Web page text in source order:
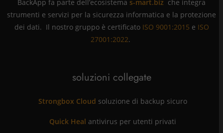
BackApp fa parte dell’ecosistema s-mart.biz che integra
strumenti e servizi per la sicurezza informatica e la protezione
dei dati. Il nostro gruppo è certificatoISO 9001:2015 e ISO
27001:2022.
soluzioni collegate
Strongbox Cloud soluzione di backup sicuro
Quick Heal antivirus per utenti privati